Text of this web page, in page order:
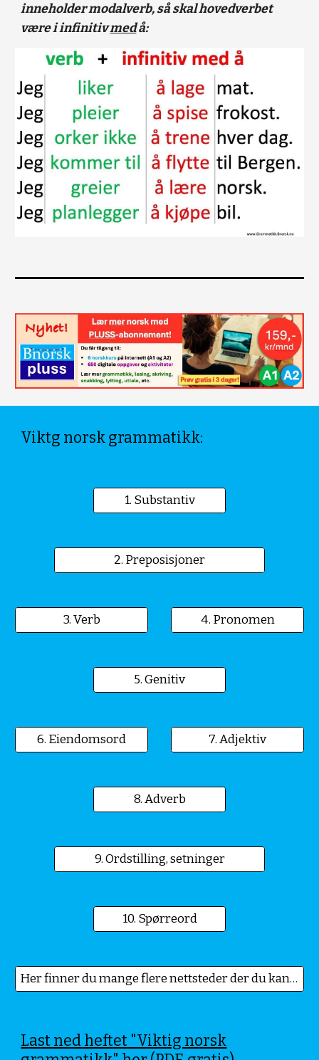
inneholder modalverb, så skal hovedverbet
være i infinitivmedå:
Viktg norsk grammatikk:
1. Substantiv
2. Preposisjoner
3. Verb 4. Pronomen
5. Genitiv
6. Eiendomsord 7. Adjektiv
8. Adverb
9. Ordstilling, setninger
10. Spørreord
Her finner du mange flere nettsteder der du kan lære om grammatikk!
Last ned heftet "Viktig norsk